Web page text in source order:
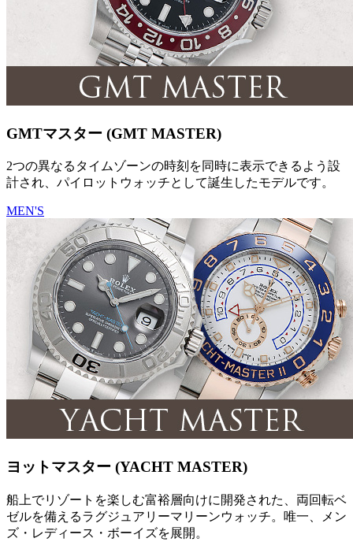
GMTマスター (GMT MASTER)
2つの異なるタイムゾーンの時刻を同時に表示できるよう設
計され、パイロットウォッチとして誕生したモデルです。
MEN'S
ヨットマスター (YACHT MASTER)
船上でリゾートを楽しむ富裕層向けに開発された、両回転ベ
ゼルを備えるラグジュアリーマリーンウォッチ。唯一、メン
ズ・レディース・ボーイズを展開。